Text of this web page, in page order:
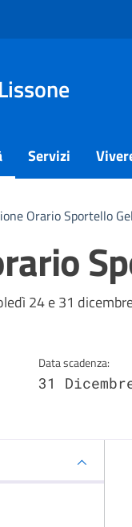
Servizi
Orario Sportello
24 e 31
Data scadenza:
31